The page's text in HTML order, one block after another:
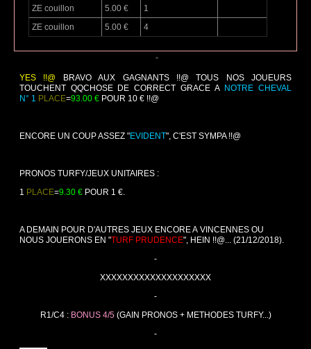
ZE couillon
5.00 €
1
ZE couillon
5.00 € 4
-
YES !!@ BRAVO AUX GAGNANTS !!@ TOUS NOS JOUEURS
TOUCHENT QQCHOSE DE CORRECT GRACE A NOTRE CHEVAL
N° 1 PLACE=93.00 € POUR 10 € !!@
ENCORE UN COUP ASSEZ "EVIDENT", C'EST SYMPA !!@
PRONOS TURFY/JEUX UNITAIRES :
1 PLACE=9.30 € POUR 1 €.
A DEMAIN POUR D'AUTRES JEUX ENCORE A VINCENNES OU
NOUS JOUERONS EN "TURF PRUDENCE", HEIN !!@... (21/12/2018).
-
XXXXXXXXXXXXXXXXXXXX
-
R1/C4 : BONUS 4/5(GAIN PRONOS + METHODES TURFY...)
-